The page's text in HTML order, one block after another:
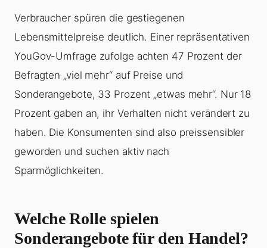
Verbraucher spüren die gestiegenen
Lebensmittelpreise deutlich. Einer repräsentativen
YouGov-Umfrage zufolge achten 47 Prozent der
Befragten „viel mehr“ auf Preise und
Sonderangebote, 33 Prozent „etwas mehr“. Nur 18
Prozent gaben an, ihr Verhalten nicht verändert zu
haben. Die Konsumenten sind also preissensibler
geworden und suchen aktiv nach
Sparmöglichkeiten.
Welche Rolle spielen
Sonderangebote für den Handel?